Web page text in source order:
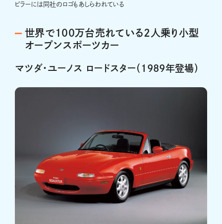
ピラーには同社のロゴもあしらわれている
世界で100万台売れている2人乗り小型
オープンスポーツカー
マツダ・ユーノス ロードスター（1989年登場）